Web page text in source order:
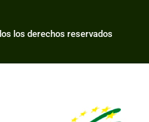
los derechos reservados